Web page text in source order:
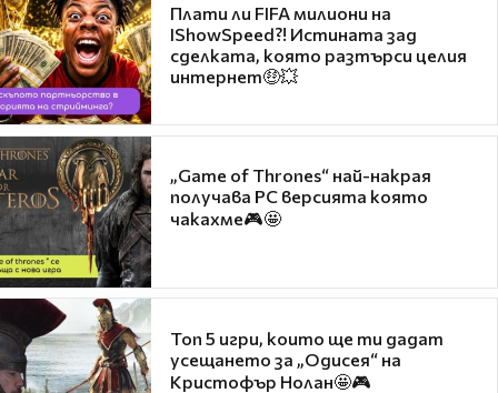
Плати ли FIFA милиони на
IShowSpeed?! Истината зад
сделката, която разтърси целия
интернет🤑💥
„Game of Thrones“ най-накрая
получава PC версията която
чакахме🎮🤩
Топ 5 игри, които ще ти дадат
усещането за „Одисея“ на
Кристофър Нолан🤩🎮